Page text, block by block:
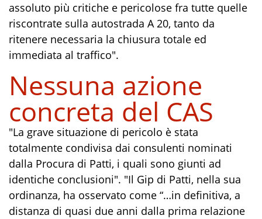
assoluto più critiche e pericolose fra tutte quelle
riscontrate sulla autostrada A 20, tanto da
ritenere necessaria la chiusura totale ed
immediata al traffico".
Nessuna azione
concreta del CAS
"La grave situazione di pericolo è stata
totalmente condivisa dai consulenti nominati
dalla Procura di Patti, i quali sono giunti ad
identiche conclusioni". "Il Gip di Patti, nella sua
ordinanza, ha osservato come “…in definitiva, a
distanza di quasi due anni dalla prima relazione